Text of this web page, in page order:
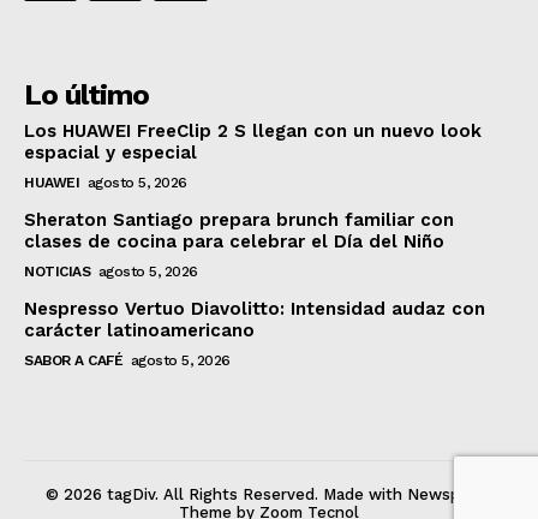
Lo último
Los HUAWEI FreeClip 2 S llegan con un nuevo look
espacial y especial
HUAWEI agosto 5, 2026
Sheraton Santiago prepara brunch familiar con
clases de cocina para celebrar el Día del Niño
NOTICIAS agosto 5, 2026
Nespresso Vertuo Diavolitto: Intensidad audaz con
carácter latinoamericano
SABOR A CAFÉ agosto 5, 2026
© 2026 tagDiv. All Rights Reserved. Made with Newspaper
Theme by Zoom Tecnol